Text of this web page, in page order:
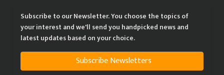
Subscribe to our Newsletter. You choose the topics of
your interest and we'll send you handpicked news and
latest updates based on your choice.
Subscribe Newsletters